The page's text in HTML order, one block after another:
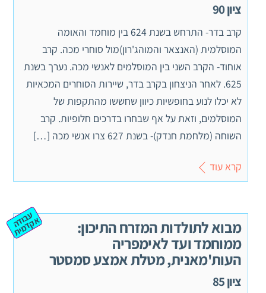
ציון 90
קרב בדר- התרחש בשנת 624 בין מוחמד והאומה
המוסלמית (האנצאר והמוהג'רון)מול סוחרי מכה. קרב
אוחוד- הקרב השני בין המוסלמים לאנשי מכה. נערך בשנת
625. לאחר הניצחון בקרב בדר, שיירות הסוחרים המכאיות
לא יכלו לנוע בחופשיות כיוון שחששו מהתקפות של
המוסלמים, וזאת על אף שבחרו בדרכים חלופיות. קרב
השוחה (מלחמת חנדק)- בשנת 627 צרו אנשי מכה […]
קרא עוד
מבוא לתולדות המזרח התיכון:
ממוחמד ועד לאימפריה
העות'מאנית, מטלת אמצע סמסטר
ציון 85
ע
ב
וד
ה
א
ק
ד
מ
ית